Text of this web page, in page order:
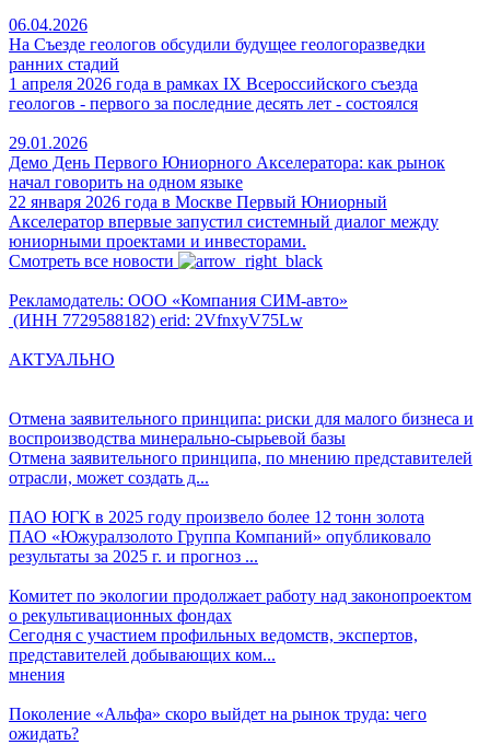
06.04.2026
На Съезде геологов обсудили будущее геологоразведки
ранних стадий
1 апреля 2026 года в рамках IX Всероссийского съезда
геологов - первого за последние десять лет - состоялся
29.01.2026
Демо День Первого Юниорного Акселератора: как рынок
начал говорить на одном языке
22 января 2026 года в Москве Первый Юниорный
Акселератор впервые запустил системный диалог между
юниорными проектами и инвесторами.
Смотреть все новости
Рекламодатель: ООО «Компания СИМ-авто»
(ИНН 7729588182) erid: 2VfnxyV75Lw
АКТУАЛЬНО
Отмена заявительного принципа: риски для малого бизнеса и
воспроизводства минерально-сырьевой базы
Отмена заявительного принципа, по мнению представителей
отрасли, может создать д...
ПАО ЮГК в 2025 году произвело более 12 тонн золота
ПАО «Южуралзолото Группа Компаний» опубликовало
результаты за 2025 г. и прогноз ...
Комитет по экологии продолжает работу над законопроектом
о рекультивационных фондах
Сегодня с участием профильных ведомств, экспертов,
представителей добывающих ком...
мнения
Поколение «Альфа» скоро выйдет на рынок труда: чего
ожидать?